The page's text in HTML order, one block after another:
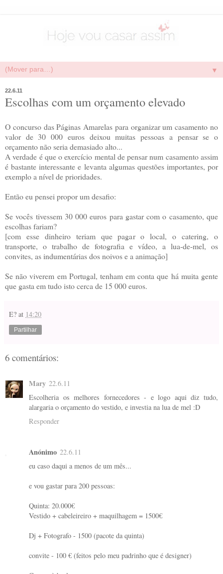
▼
22.6.11
Escolhas com um orçamento elevado
O concurso das Páginas Amarelas para organizar um casamento no
valor de 30 000 euros deixou muitas pessoas a pensar se o
orçamento não seria demasiado alto...
A verdade é que o exercício mental de pensar num casamento assim
é bastante interessante e levanta algumas questões importantes, por
exemplo a nível de prioridades.
Então eu pensei propor um desafio:
Se vocês tivessem 30 000 euros para gastar com o casamento, que
escolhas fariam?
[com esse dinheiro teriam que pagar o local, o catering, o
transporte, o trabalho de fotografia e vídeo, a lua-de-mel, os
convites, as indumentárias dos noivos e a animação]
Se não viverem em Portugal, tenham em conta que há muita gente
que gasta em tudo isto cerca de 15 000 euros.
E? at 14:20
Partilhar
6 comentários:
Mary 22.6.11
Escolheria os melhores fornecedores - e logo aqui diz tudo,
alargaria o orçamento do vestido, e investia na lua de mel :D
Responder
Anónimo 22.6.11
eu caso daqui a menos de um mês...
e vou gastar para 200 pessoas:
Quinta: 20.000€
Vestido + cabeleireiro + maquilhagem = 1500€
Dj + Fotografo - 1500 (pacote da quinta)
convite - 100 € (feitos pelo meu padrinho que é designer)